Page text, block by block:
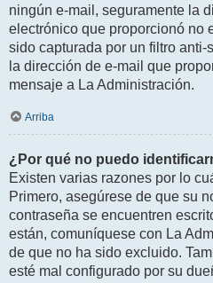
ningún e-mail, seguramente la
electrónico que proporcionó no
sido capturada por un filtro
la dirección de e-mail que
mensaje a La Administración.
Arriba
¿Por qué no puedo
Existen varias razones por lo
Primero, asegúrese de que su
contraseña se encuentren
están, comuníquese con La
de que no ha sido excluido.
esté mal configurado por su